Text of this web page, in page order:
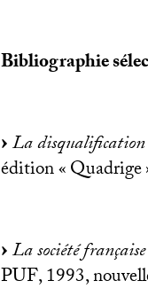
Bibliographie
La disqualification
édition «Quadrige
La société
PUF, 1993,